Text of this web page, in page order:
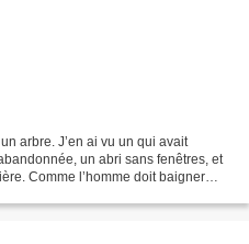
arbre. J’en ai vu un qui avait
un abri sans fenêtres, et
Comme l’homme doit baigner